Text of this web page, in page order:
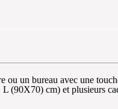
ou un bureau avec une
(90X70) cm) et plusieurs